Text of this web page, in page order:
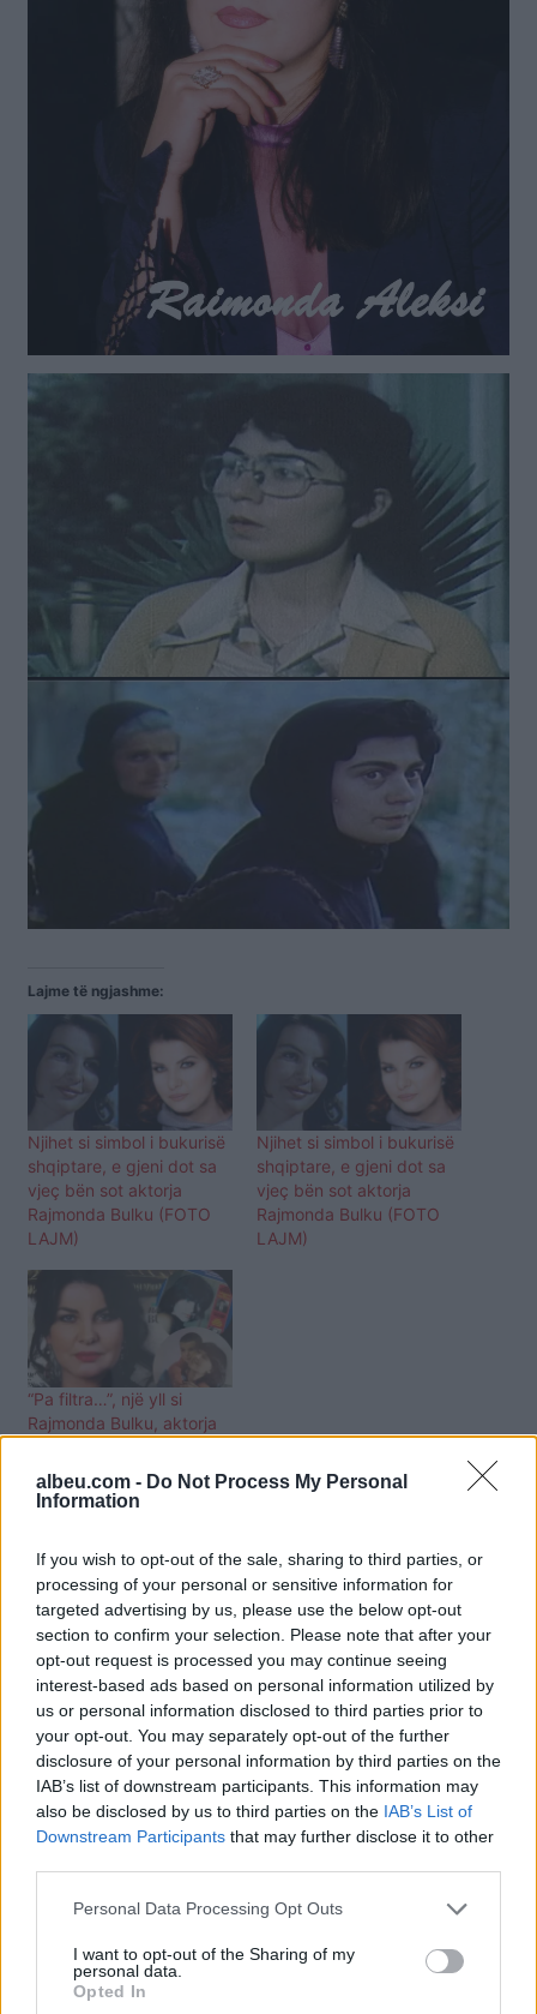
albeu.com - Do Not Process My Personal
Information
If you wish to opt-out of the sale, sharing to third parties, or
processing of your personal or sensitive information for
targeted advertising by us, please use the below opt-out
section to confirm your selection. Please note that after your
opt-out request is processed you may continue seeing
interest-based ads based on personal information utilized by
us or personal information disclosed to third parties prior to
your opt-out. You may separately opt-out of the further
disclosure of your personal information by third parties on the
IAB’s list of downstream participants. This information may
also be disclosed by us to third parties on the IAB’s List of
Downstream Participants that may further disclose it to other
Personal Data Processing Opt Outs
I want to opt-out of the Sharing of my
personal data.
Opted In
Lajme të ngjashme:
Njihet si simbol i bukurisë
shqiptare, e gjeni dot sa
vjeç bën sot aktorja
Rajmonda Bulku (FOTO
LAJM)
Njihet si simbol i bukurisë
shqiptare, e gjeni dot sa
vjeç bën sot aktorja
Rajmonda Bulku (FOTO
LAJM)
“Pa filtra…”, një yll si
Rajmonda Bulku, aktorja
(FOTO LAJM)
aktorja
, Rajmonda Aleksi ditelindja
Rajmonda
Aleksi mosha